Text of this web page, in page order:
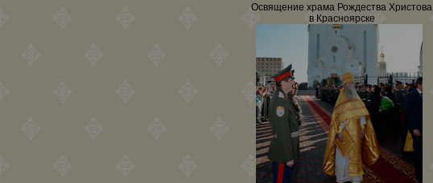
Освящение храма Рождества Христова
в Красноярске